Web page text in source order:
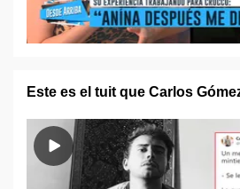
Este es el tuit que Carlos